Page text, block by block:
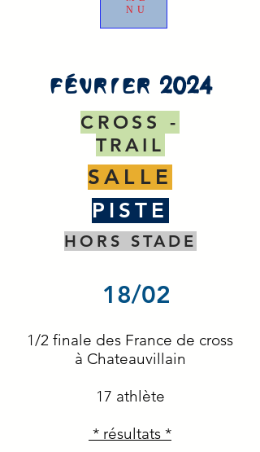
NU
FéVRIER 2024
CROSS -
TRAIL
SALLE
PISTE
HORS STADE
18/02
1/2 finale des France de cross
à Chateauvillain
17 athlète
* résultats *